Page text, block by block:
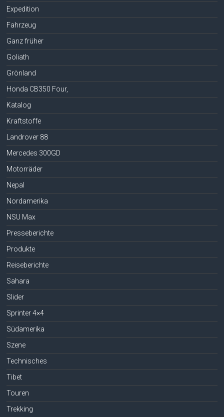
Expedition
Fahrzeug
Ganz früher
Goliath
Grönland
Honda CB350 Four,
Katalog
Kraftstoffe
Landrover 88
Mercedes 300GD
Motorräder
Nepal
Nordamerika
NSU Max
Presseberichte
Produkte
Reiseberichte
Sahara
Slider
Sprinter 4×4
Südamerika
Szene
Technisches
Tibet
Touren
Trekking